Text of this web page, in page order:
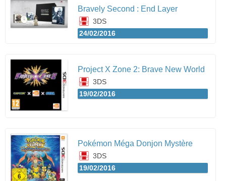
Bravely Second : End Layer
3DS
24/02/2016
Project X Zone 2: Brave New World
3DS
19/02/2016
Pokémon Méga Donjon Mystère
3DS
19/02/2016